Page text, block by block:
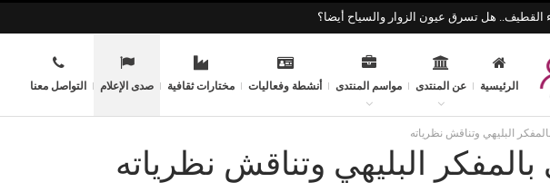
القطيف.. هل تسرق عيون الزوار والسياح أيضا؟
الرئيسية عن المنتدى مواسم المنتدى أنشطة وفعاليات مختارات ثقافية صدى الإعلام التواصل معنا
البليهي وتناقش نظرياته
البليهي وتناقش نظرياته